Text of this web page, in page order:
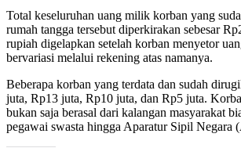
Total keseluruhan uang milik korban yang
rumah tangga tersebut diperkirakan sebesar
rupiah digelapkan setelah korban menyetor
bervariasi melalui rekening atas namanya.
Beberapa korban yang terdata dan sudah
juta, Rp13 juta, Rp10 juta, dan Rp5 juta.
bukan saja berasal dari kalangan masyarakat
pegawai swasta hingga Aparatur Sipil Negara